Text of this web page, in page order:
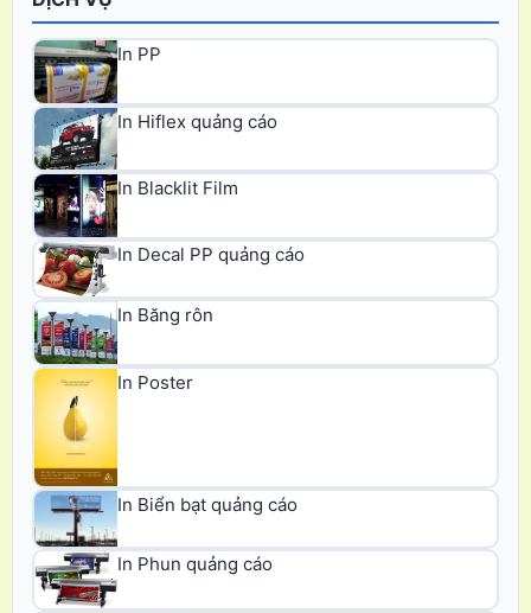
In PP
In Hiflex quảng cáo
In Blacklit Film
In Decal PP quảng cáo
In Băng rôn
In Poster
In Biển bạt quảng cáo
In Phun quảng cáo